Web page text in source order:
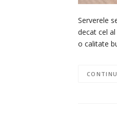
Serverele
decat cel
o calitate